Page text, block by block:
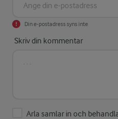
Din e-postadress syns inte
Skriv din kommentar
Arla samlar in och